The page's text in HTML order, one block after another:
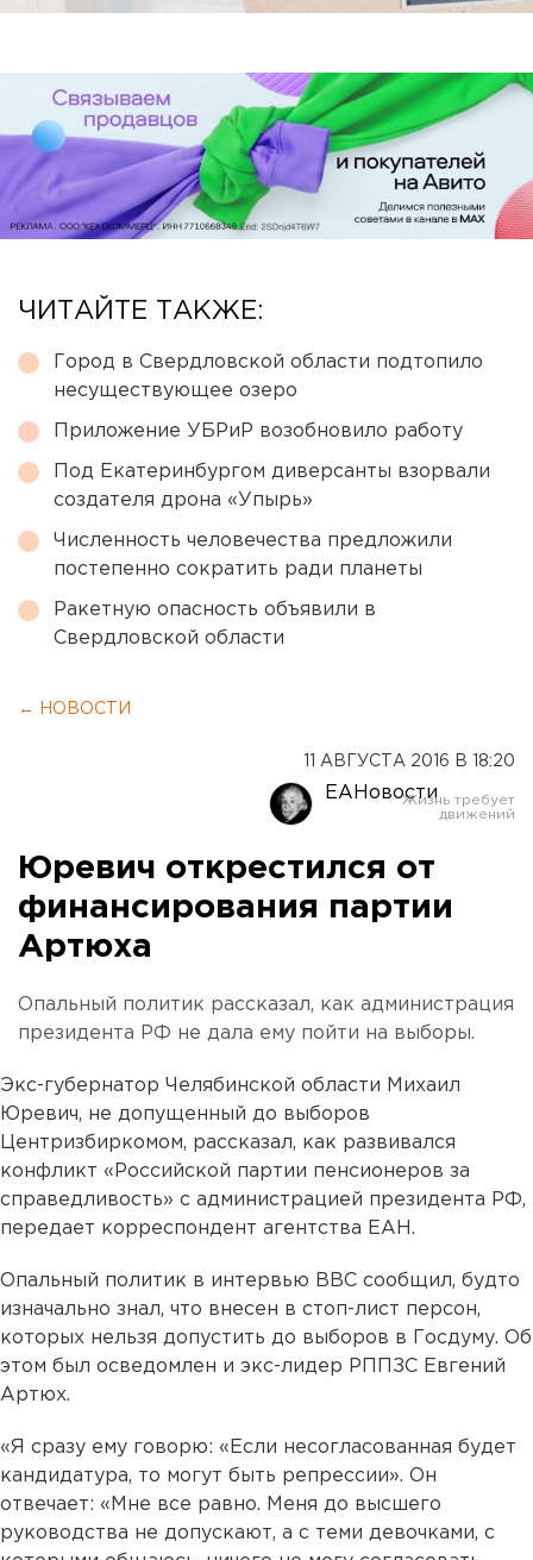
ЧИТАЙТЕ ТАКЖЕ:
Город в Свердловской области подтопило
несуществующее озеро
Приложение УБРиР возобновило работу
Под Екатеринбургом диверсанты взорвали
создателя дрона «Упырь»
Численность человечества предложили
постепенно сократить ради планеты
Ракетную опасность объявили в
Свердловской области
← НОВОСТИ
11 АВГУСТА 2016 В 18:20
ЕАНовости
Юревич открестился от
финансирования партии
Артюха
Опальный политик рассказал, как администрация
президента РФ не дала ему пойти на выборы.
Экс-губернатор Челябинской области Михаил
Юревич, не допущенный до выборов
Центризбиркомом, рассказал, как развивался
конфликт «Российской партии пенсионеров за
справедливость» с администрацией президента РФ,
передает корреспондент агентства ЕАН.
Опальный политик в интервью BBC сообщил, будто
изначально знал, что внесен в стоп-лист персон,
которых нельзя допустить до выборов в Госдуму. Об
этом был осведомлен и экс-лидер РППЗС Евгений
Артюх.
«Я сразу ему говорю: «Если несогласованная будет
кандидатура, то могут быть репрессии». Он
отвечает: «Мне все равно. Меня до высшего
руководства не допускают, а с теми девочками, с